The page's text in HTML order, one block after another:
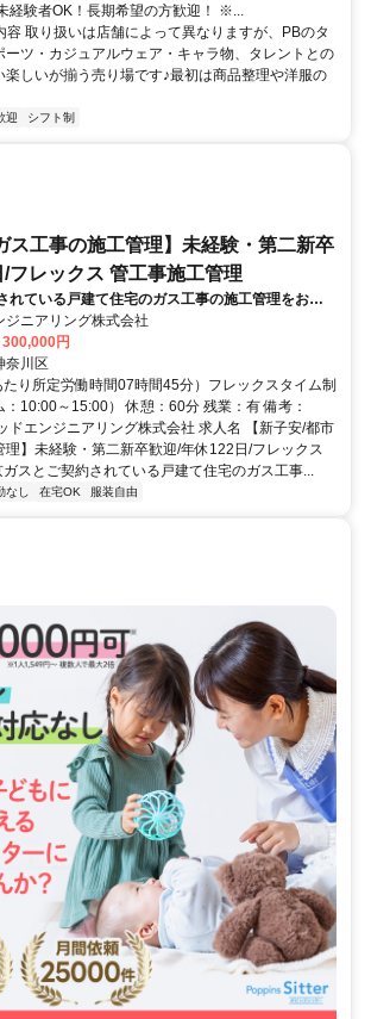
経験者OK！長期希望の方歓迎！ ※...
容 取り扱いは店舗によって異なりますが、PBのタ
ーツ・カジュアルウェア・キャラ物、タレントとの
楽しいが揃う売り場です♪最初は商品整理や洋服の
迎 シフト制
ス工事の施工管理】未経験・第二新卒
フレックス 管工事施工管理
れている戸建て住宅のガス工事の施工管理をお任
しっかり受けていただいた後に、首都圏エリア担
もよりますが、年間10～20物件を担当いただきま
ジニアリング株式会社
円
奈川区
り所定労働時間07時間45分）フレックスタイム制
10:00～15:00） 休憩：60分 残業：有 備考：
ドエンジニアリング株式会社 求人名 【新子安/都市
理】未経験・第二新卒歓迎/年休122日/フレックス
スとご契約されている戸建て住宅のガス工事...
なし 在宅OK 服装自由